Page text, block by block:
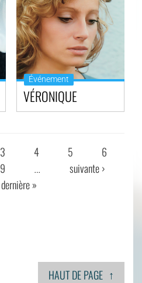
Événement
VÉRONIQUE
3 4 5
6
9 …
suivante ›
dernière »
HAUT DE PAGE ↑